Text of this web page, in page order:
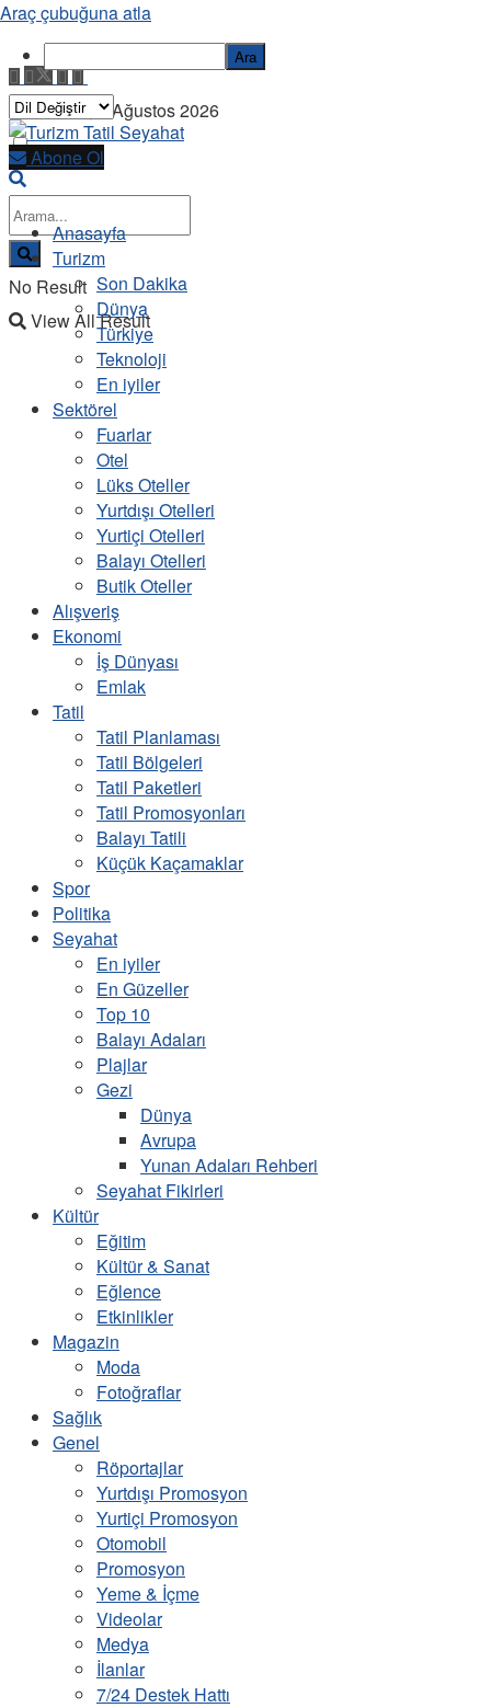
Cumartesi, 8 Ağustos 2026
No Result
View All Result
Abone Ol
Anasayfa
Turizm
Son Dakika
Dünya
Türkiye
Teknoloji
En iyiler
Sektörel
Fuarlar
Otel
Lüks Oteller
Yurtdışı Otelleri
Yurtiçi Otelleri
Balayı Otelleri
Butik Oteller
Alışveriş
Ekonomi
İş Dünyası
Emlak
Tatil
Tatil Planlaması
Tatil Bölgeleri
Tatil Paketleri
Tatil Promosyonları
Balayı Tatili
Küçük Kaçamaklar
Spor
Politika
Seyahat
En iyiler
En Güzeller
Top 10
Balayı Adaları
Plajlar
Gezi
Dünya
Avrupa
Yunan Adaları Rehberi
Seyahat Fikirleri
Kültür
Eğitim
Kültür & Sanat
Eğlence
Etkinlikler
Magazin
Moda
Fotoğraflar
Sağlık
Genel
Röportajlar
Yurtdışı Promosyon
Yurtiçi Promosyon
Otomobil
Promosyon
Yeme & İçme
Videolar
Medya
İlanlar
7/24 Destek Hattı
Araç çubuğuna atla
Ara